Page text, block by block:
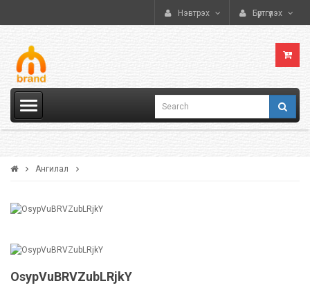
Нэвтрэх Бүртгүүлэх
Ангилал
OsypVuBRVZubLRjkY